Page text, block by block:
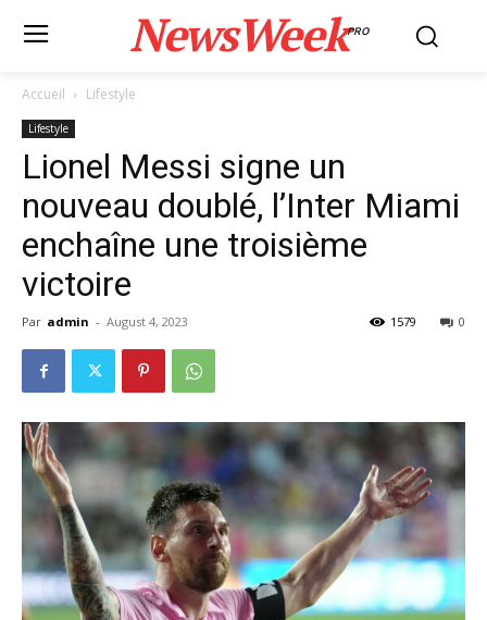
NewsWeekPRO
Accueil Lifestyle
Lifestyle
Lionel Messi signe un
nouveau doublé, l’Inter Miami
enchaîne une troisième
victoire
Par admin - August 4, 2023 0
1579